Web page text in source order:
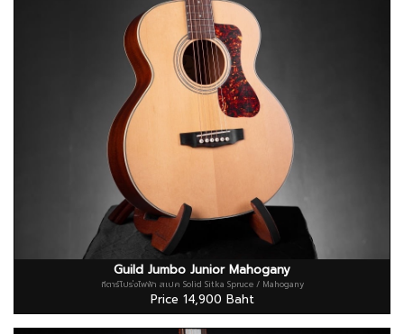
Guild Jumbo Junior Mahogany
กีตาร์โปร่งไฟฟ้า สเปค Solid Sitka Spruce / Mahogany
Price 14,900 Baht